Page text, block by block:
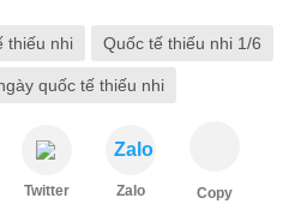
thiếu nhi Quốc tế thiếu nhi 1/6
quốc tế thiếu nhi
Twitter
Zalo
Zalo Copy